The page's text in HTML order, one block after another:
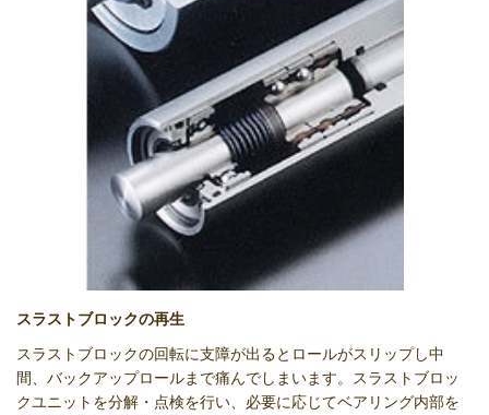
スラストブロックの再生
スラストブロックの回転に支障が出るとロールがスリップし中
間、バックアップロールまで痛んでしまいます。スラストブロッ
クユニットを分解・点検を行い、必要に応じてベアリング内部を